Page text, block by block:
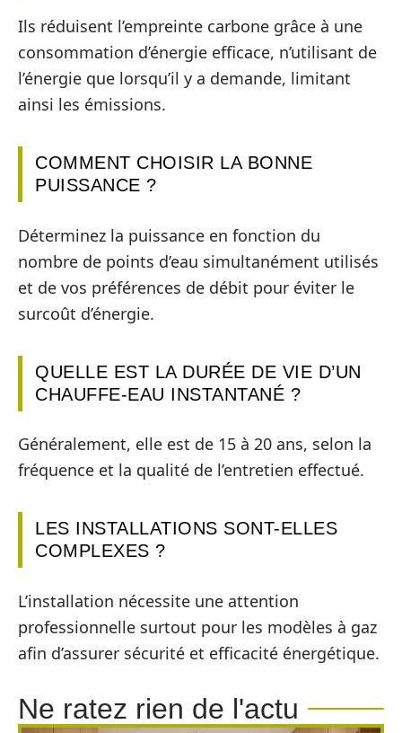
Ils réduisent l’empreinte carbone grâce à une
consommation d’énergie efficace, n’utilisant de
l’énergie que lorsqu’il y a demande, limitant
ainsi les émissions.
COMMENT CHOISIR LA BONNE
PUISSANCE ?
Déterminez la puissance en fonction du
nombre de points d’eau simultanément utilisés
et de vos préférences de débit pour éviter le
surcoût d’énergie.
QUELLE EST LA DURÉE DE VIE D’UN
CHAUFFE-EAU INSTANTANÉ ?
Généralement, elle est de 15 à 20 ans, selon la
fréquence et la qualité de l’entretien effectué.
LES INSTALLATIONS SONT-ELLES
COMPLEXES ?
L’installation nécessite une attention
professionnelle surtout pour les modèles à gaz
afin d’assurer sécurité et efficacité énergétique.
Ne ratez rien de l'actu